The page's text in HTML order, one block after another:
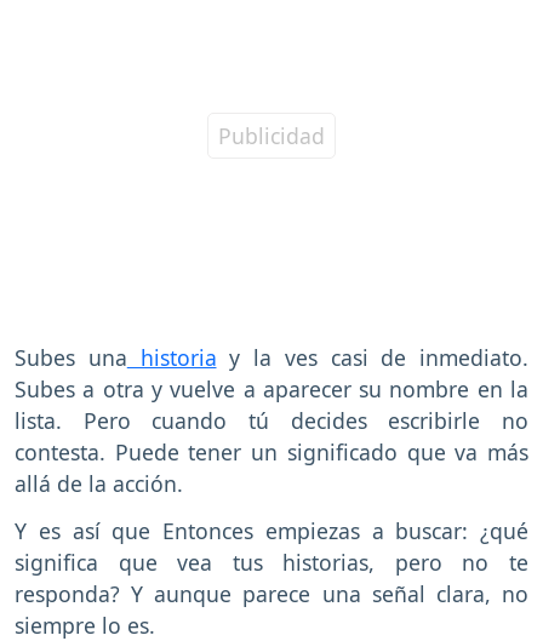
Subes una historia y la ves casi de inmediato.
Subes a otra y vuelve a aparecer su nombre en la
lista. Pero cuando tú decides escribirle no
contesta. Puede tener un significado que va más
allá de la acción.
Y es así que Entonces empiezas a buscar: ¿qué
significa que vea tus historias, pero no te
responda? Y aunque parece una señal clara, no
siempre lo es.